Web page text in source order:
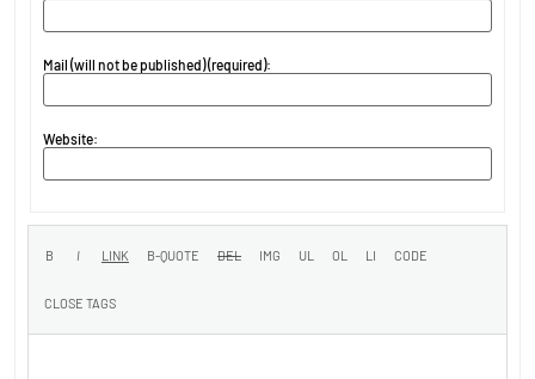
Mail (will not be published) (required):
Website: